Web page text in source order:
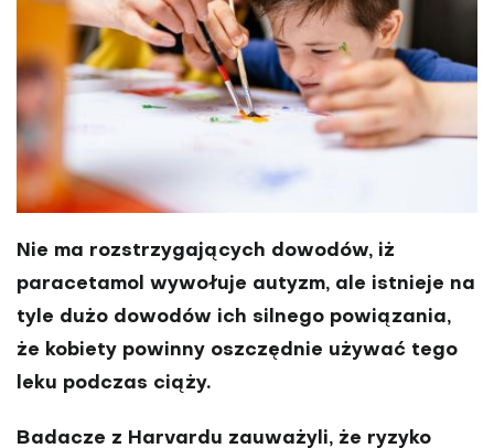
Nie ma rozstrzygających dowodów, iż
paracetamol wywołuje autyzm, ale istnieje na
tyle dużo dowodów ich silnego powiązania,
że kobiety powinny oszczędnie używać tego
leku podczas ciąży.
Badacze z Harvardu zauważyli, że ryzyko